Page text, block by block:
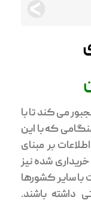
می کند تا با
که با این
بر مبنای
شده نیز
با سایر کشورها
داشته باشند.